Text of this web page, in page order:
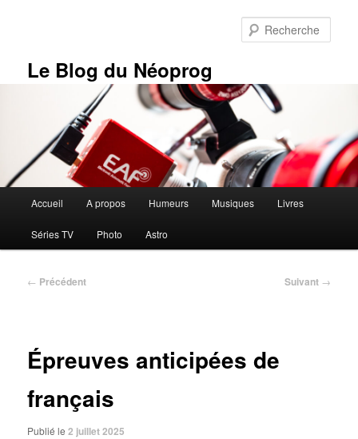
Le Blog du Néoprog
principal
Accueil A propos Humeurs Musiques Livres
Séries TV Photo Astro
Navigation
← Précédent Suivant →
Épreuves anticipées de
français
Publié le2 juillet 2025